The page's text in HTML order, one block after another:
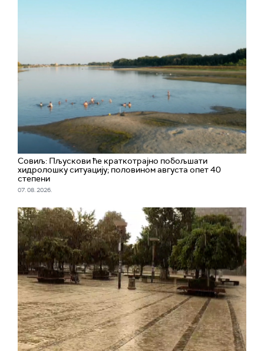
Совиљ: Пљускови ће краткотрајно побољшати
хидролошку ситуацију; половином августа опет 40
степени
07. 08. 2026.